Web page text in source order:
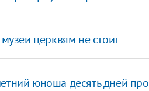
церквям не стоит
юноша десять дней